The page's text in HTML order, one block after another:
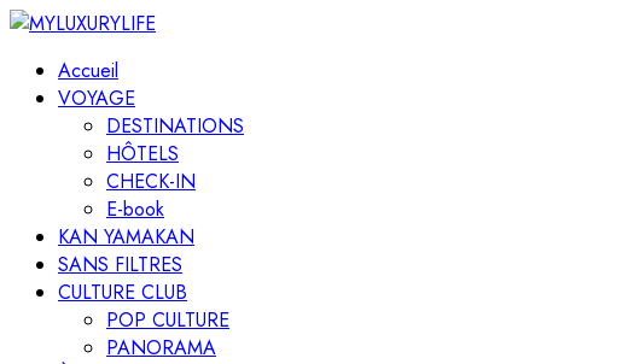
Accueil
VOYAGE
DESTINATIONS
HÔTELS
CHECK-IN
E-book
KAN YAMAKAN
SANS FILTRES
CULTURE CLUB
POP CULTURE
PANORAMA